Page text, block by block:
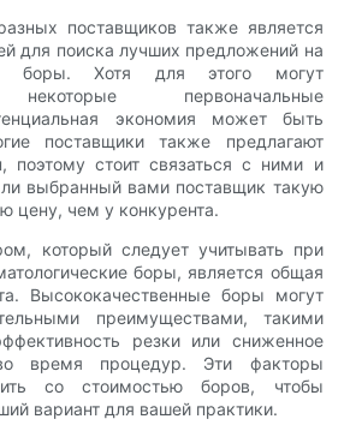
поставщиков также является
для поиска лучших предложений на
боры. Хотя для этого могут
некоторые первоначальные
экономия может быть
поставщики также предлагают
поэтому стоит связаться с ними и
выбранный вами поставщик такую
цену, чем у конкурента.
который следует учитывать при
боры, является общая
Высококачественные боры могут
преимуществами, такими
резки или сниженное
время процедур. Эти факторы
со стоимостью боров, чтобы
вариант для вашей практики.